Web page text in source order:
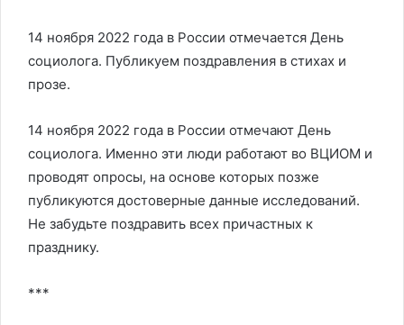
14 ноября 2022 года в России отмечается День
социолога. Публикуем поздравления в стихах и
прозе.
14 ноября 2022 года в России отмечают День
социолога. Именно эти люди работают во ВЦИОМ и
проводят опросы, на основе которых позже
публикуются достоверные данные исследований.
Не забудьте поздравить всех причастных к
празднику.
***